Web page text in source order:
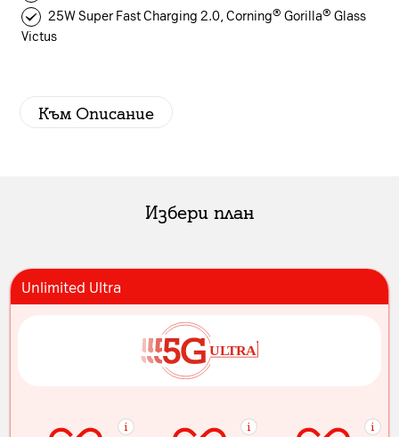
25W Super Fast Charging 2.0, Corning® Gorilla® Glass
Victus
Към Описание
Избери план
Unlimited Ultra